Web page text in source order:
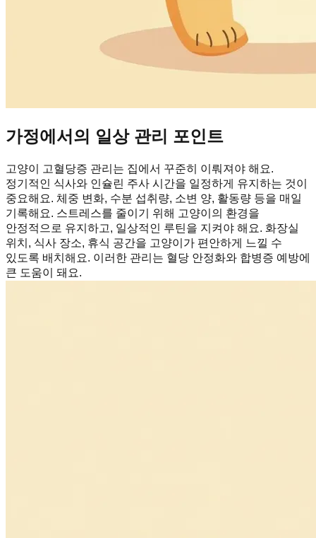
가정에서의 일상 관리 포인트
고양이 고혈당증 관리는 집에서 꾸준히 이뤄져야 해요.
정기적인 식사와 인슐린 주사 시간을 일정하게 유지하는 것이
중요해요. 체중 변화, 수분 섭취량, 소변 양, 활동량 등을 매일
기록해요. 스트레스를 줄이기 위해 고양이의 환경을
안정적으로 유지하고, 일상적인 루틴을 지켜야 해요. 화장실
위치, 식사 장소, 휴식 공간을 고양이가 편안하게 느낄 수
있도록 배치해요. 이러한 관리는 혈당 안정화와 합병증 예방에
큰 도움이 돼요.